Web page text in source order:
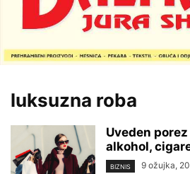
luksuzna roba
Uveden
alkohol,
BIZNIS 9 ožujka,